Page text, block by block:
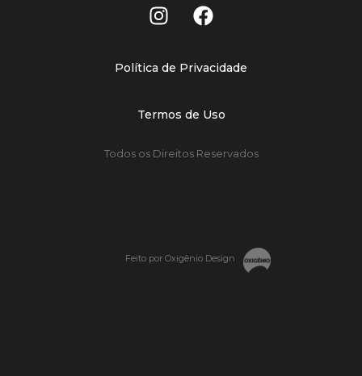
Política de Privacidade
Termos de Uso
Todos os Direitos Reservados
Feito por Oxigênio Design